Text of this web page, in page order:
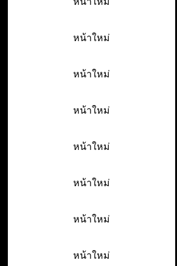
หน้าใหม่
หน้าใหม่
หน้าใหม่
หน้าใหม่
หน้าใหม่
หน้าใหม่
หน้าใหม่